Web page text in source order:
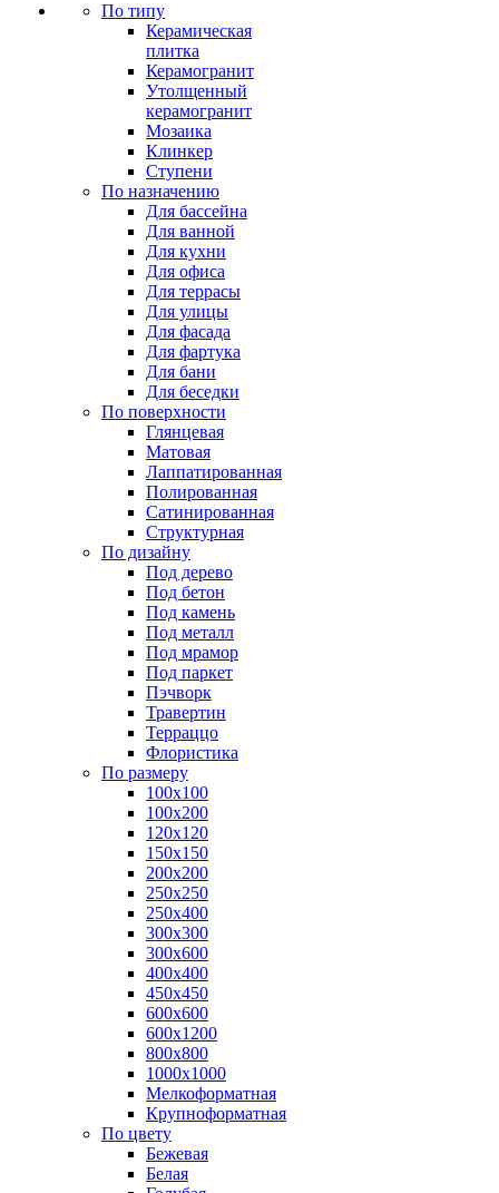
По типу
Керамическая
плитка
Керамогранит
Утолщенный
керамогранит
Мозаика
Клинкер
Ступени
По назначению
Для бассейна
Для ванной
Для кухни
Для офиса
Для террасы
Для улицы
Для фасада
Для фартука
Для бани
Для беседки
По поверхности
Глянцевая
Матовая
Лаппатированная
Полированная
Сатинированная
Структурная
По дизайну
Под дерево
Под бетон
Под камень
Под металл
Под мрамор
Под паркет
Пэчворк
Травертин
Терраццо
Флористика
По размеру
100х100
100х200
120х120
150х150
200х200
250х250
250х400
300х300
300х600
400х400
450х450
600х600
600х1200
800х800
1000х1000
Мелкоформатная
Крупноформатная
По цвету
Бежевая
Белая